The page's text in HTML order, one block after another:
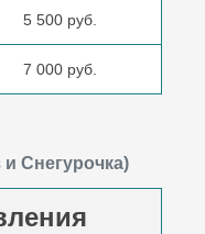
5 500 руб.
7 000 руб.
Снегурочка)